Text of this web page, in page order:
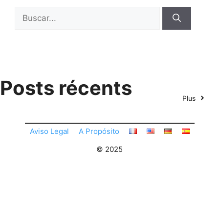
Posts récents Plus
Aviso Legal
A Propósito
© 2025